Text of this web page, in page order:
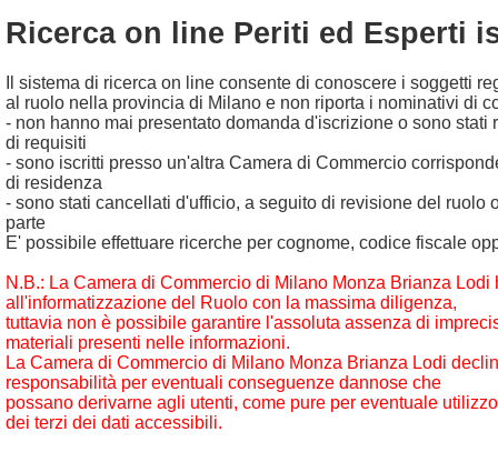
Ricerca on line Periti ed Esperti
Il sistema di ricerca on line consente di conoscere i soggetti
al ruolo nella provincia di Milano e non riporta i nominativi di
- non hanno mai presentato domanda d'iscrizione o sono stati
di requisiti
- sono iscritti presso un'altra Camera di Commercio
di residenza
- sono stati cancellati d'ufficio, a seguito di revisione del ruolo
parte
E' possibile effettuare ricerche per cognome, codice fiscale
N.B.: La Camera di Commercio di Milano Monza Brianza Lodi
all'informatizzazione del Ruolo con la massima diligenza,
tuttavia non è possibile garantire l'assoluta assenza di
materiali presenti nelle informazioni.
La Camera di Commercio di Milano Monza Brianza Lodi
responsabilità per eventuali conseguenze dannose che
possano derivarne agli utenti, come pure per eventuale
dei terzi dei dati accessibili.